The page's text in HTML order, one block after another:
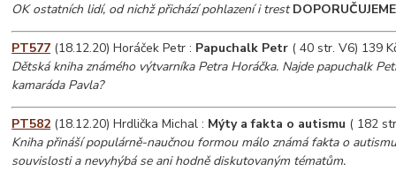
OK ostatních lidí, od nichž přichází pohlazení i trest DOPORUČUJEME
PT577 (18.12.20) Horáček Petr : Papuchalk Petr ( 40 str. V6) 139
Dětská kniha známého výtvarníka Petra Horáčka. Najde papuchalk
kamaráda Pavla?
PT582 (18.12.20) Hrdlička Michal : Mýty a fakta o autismu ( 182
Kniha přináší populárně-naučnou formou málo známá fakta o
souvislosti a nevyhýbá se ani hodně diskutovaným tématům.